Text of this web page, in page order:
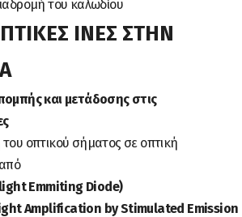
του καλωδίου
ΙΝΕΣ ΣΤΗΝ
και μετάδοσης στις
οπτικού σήματος σε οπτική
από
Emmiting Diode)
Amplification by Stimulated